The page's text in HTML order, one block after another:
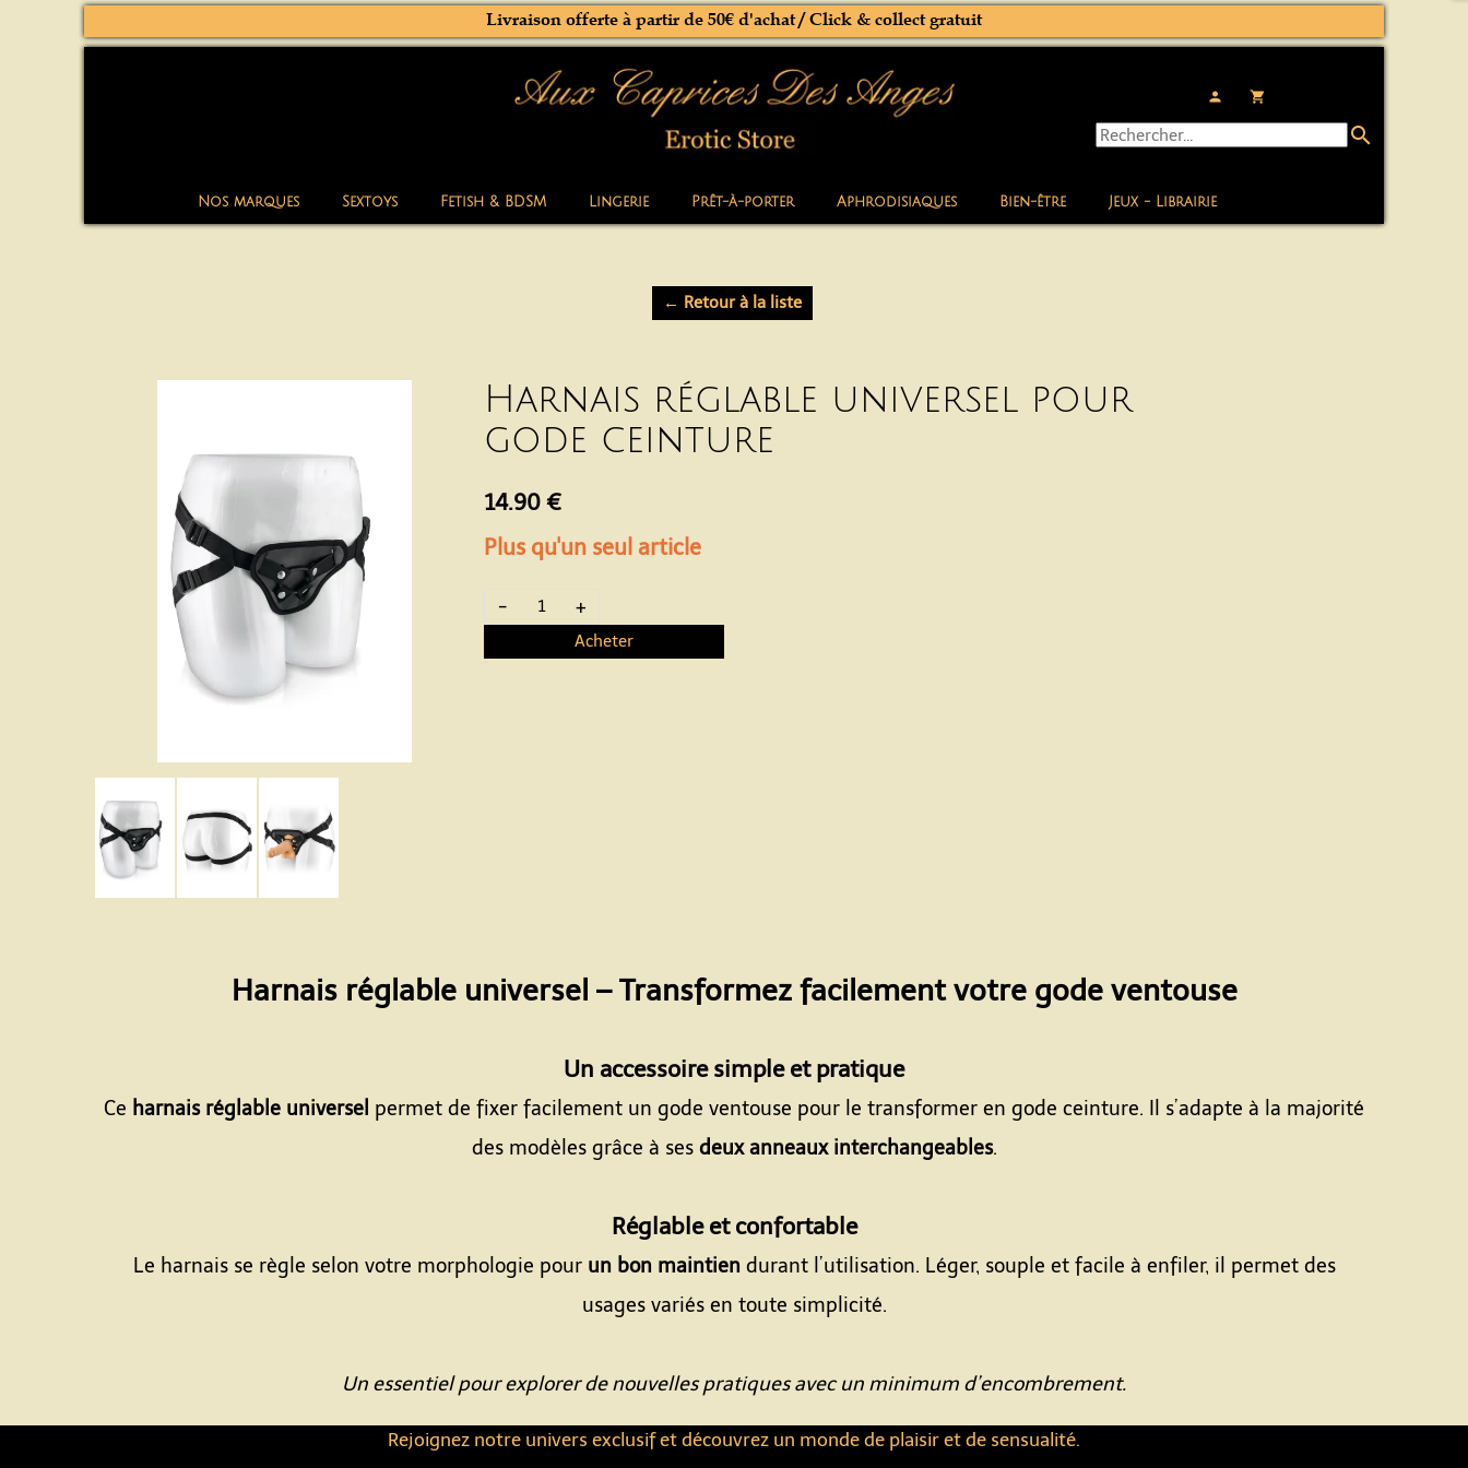
Nos marques Sextoys Fetish & BDSM Lingerie Prêt-à-porter Aphrodisiaques Bien-être Jeux - Librairie
person local_grocery_store
Livraison offerte à partir de 50€ d'achat / Click & collect gratuit
search
Rejoignez notre univers exclusif et découvrez un monde de plaisir et de sensualité.
← Retour à la liste
Harnais réglable universel pour
gode ceinture
14.90 €
Plus qu'un seul article
- +
Acheter
Harnais réglable universel – Transformez facilement votre gode ventouse
Un accessoire simple et pratique
Ce harnais réglable universel permet de fixer facilement un gode ventouse pour le transformer en gode ceinture. Il s’adapte à la majorité
des modèles grâce à ses deux anneaux interchangeables.
Réglable et confortable
Le harnais se règle selon votre morphologie pour un bon maintien durant l’utilisation. Léger, souple et facile à enfiler, il permet des
usages variés en toute simplicité.
Un essentiel pour explorer de nouvelles pratiques avec un minimum d’encombrement.